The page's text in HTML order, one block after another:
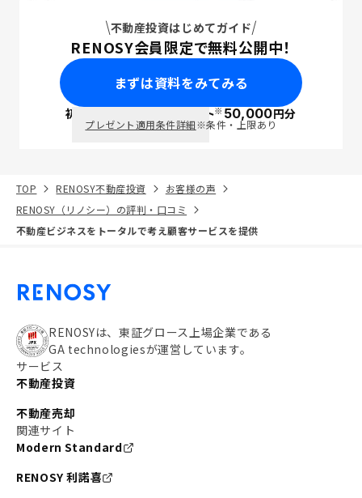
不動産投資はじめてガイド
RENOSY会員限定で無料公開中！
まずは資料をみてみる
初回面談で ポイント※50,000円分
プレゼント適用条件詳細※条件・上限あり
TOP RENOSY不動産投資
お客様の声
RENOSY（リノシー）の評判・口コミ
不動産ビジネスをトータルで考え顧客サービスを提供
RENOSYは、東証グロース上場企業である
GA technologiesが運営しています。
サービス
不動産投資
不動産売却
関連サイト
Modern Standard
RENOSY 利諾喜